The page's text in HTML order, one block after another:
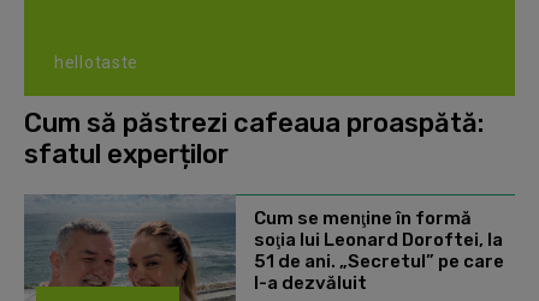
hellotaste
Cum să păstrezi cafeaua proaspătă:
sfatul experților
Cum se menţine în formă
soţia lui Leonard Doroftei, la
51 de ani. „Secretul” pe care
l-a dezvăluit